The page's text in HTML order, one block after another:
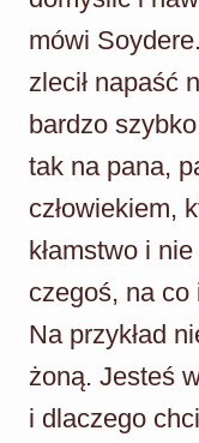
mówi
zlecił napaść
bardzo
tak na pana,
człowiekiem,
kłamstwo i
czegoś, na co
Na przykład
żoną. Jesteś
i dlaczego